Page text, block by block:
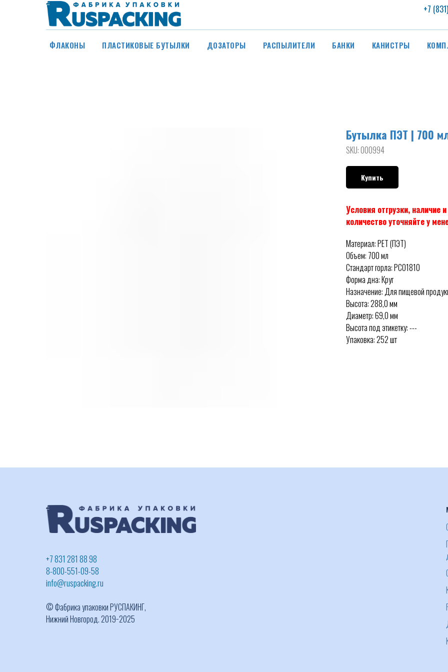
+7
ФЛАКОНЫ ПЛАСТИКОВЫЕ БУТЫЛКИ ДОЗАТОРЫ РАСПЫЛИТЕЛИ БАНКИ КАНИСТРЫ
Бутылка ПЭТ | 700
SKU:000994
Купить
Условия отгрузки, наличие
количество уточняйте у
Материал: PET (ПЭТ)
Объем: 700 мл
Стандарт горла: PCO1810
Форма дна: Круг
Назначение: Для пищевой
Высота: 288,0 мм
Диаметр: 69,0 мм
Высота под этикетку: ---
Упаковка: 252 шт
+7 831 281 88 98
8-800-551-09-58
info@ruspacking.ru
© Фабрика упаковки РУСПАКИНГ,
Нижний Новгород. 2019−2025